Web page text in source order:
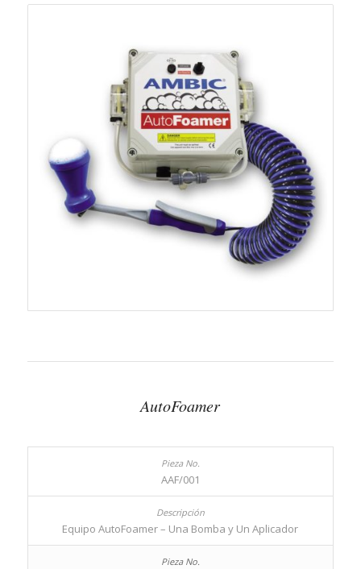
AutoFoamer
AAF/001
Equipo AutoFoamer – Una Bomba y Un Aplicador